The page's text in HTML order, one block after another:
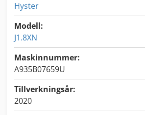
Hyster
Modell:
J1.8XN
Maskinnummer:
A935B07659U
Tillverkningsår:
2020